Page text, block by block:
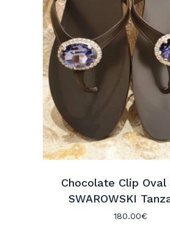
Chocolate Clip Oval
SWAROWSKI
180.00€